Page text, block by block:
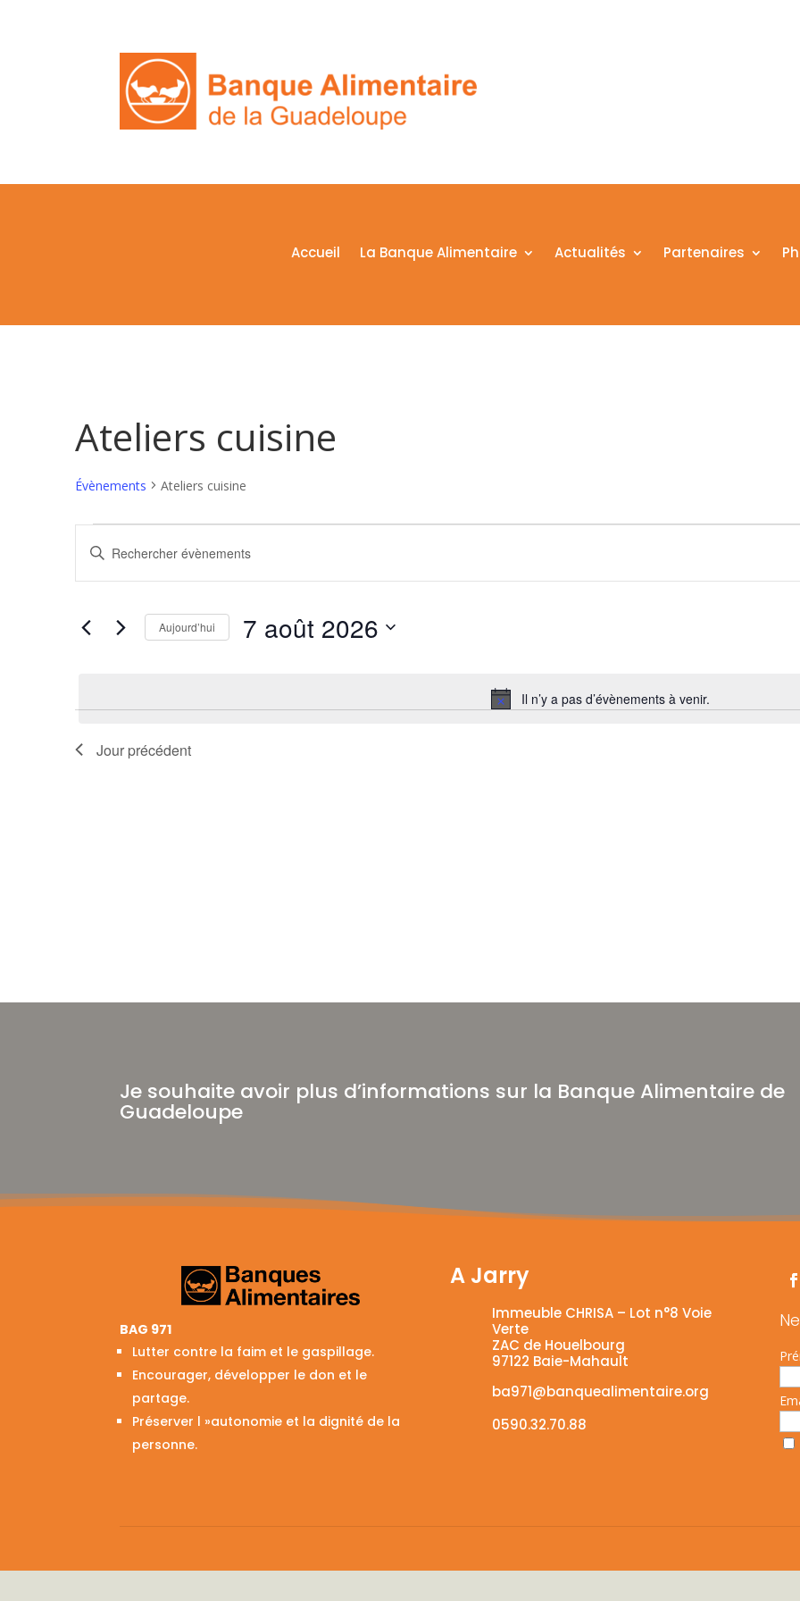
Accueil La Banque Alimentaire Actualités Partenaires
Ateliers cuisine
Évènements Ateliers cuisine
Évènements
for
7
2026
Notice
Il n’y a pas d’évènements à venir.
Recherche
et
navigation
vues
Saisir
mot-
clé.
Évènements
Aujourd’hui 7 août 2026
Jour précédent
Je souhaite avoir plus d’informations sur la Banque Alimentaire de
Guadeloupe
BAG 971
Lutter contre la faim et le gaspillage.
Encourager, développer le don et le
partage.
Préserver l »autonomie et la dignité de la
personne.
A Jarry
Immeuble CHRISA – Lot n°8 Voie
Verte
ZAC de Houelbourg
97122 Baie-Mahault
ba971@banquealimentaire.org
0590.32.70.88